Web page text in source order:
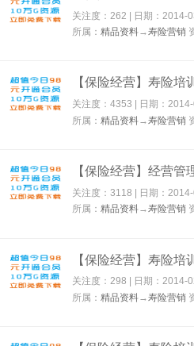
关注度：262 | 日期： 2014-
所属：精品资料→寿险营销
关注度：4353 | 日期：
所属：精品资料→寿险营销
关注度：3118 | 日期：
所属：精品资料→寿险营销
关注度：298 | 日期：2014-
所属：精品资料→寿险营销